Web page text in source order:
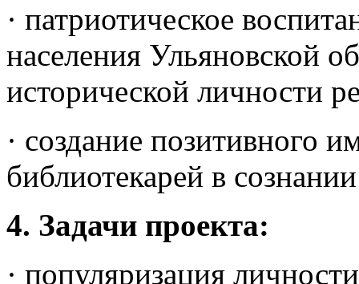
· патриотическое
населения Ульяновской
исторической личности
· создание позитивного
библиотекарей в
4. Задачи проекта:
· популяризация